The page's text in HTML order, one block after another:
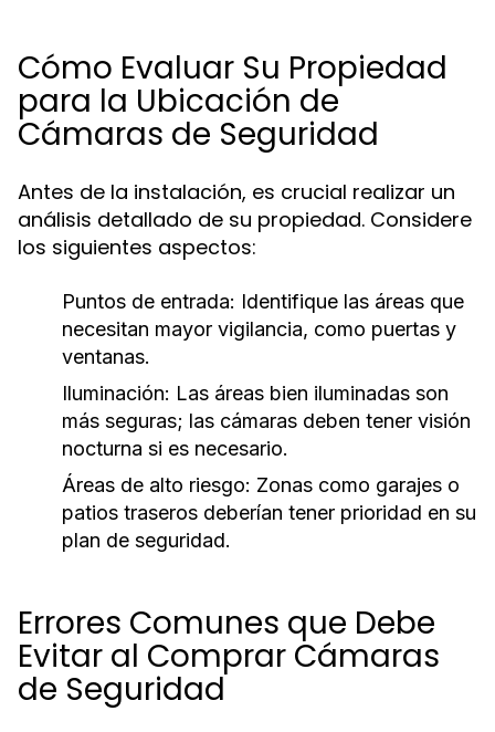
Cómo Evaluar Su Propiedad
para la Ubicación de
Cámaras de Seguridad
Antes de la instalación, es crucial realizar un
análisis detallado de su propiedad. Considere
los siguientes aspectos:
Puntos de entrada: Identifique las áreas que
necesitan mayor vigilancia, como puertas y
ventanas.
Iluminación: Las áreas bien iluminadas son
más seguras; las cámaras deben tener visión
nocturna si es necesario.
Áreas de alto riesgo: Zonas como garajes o
patios traseros deberían tener prioridad en su
plan de seguridad.
Errores Comunes que Debe
Evitar al Comprar Cámaras
de Seguridad